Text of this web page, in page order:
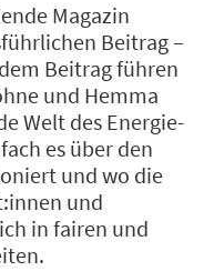
Magazin
Beitrag –
Beitrag führen
und Hemma
Welt des Energie-
es über den
und wo die
und
in fairen und